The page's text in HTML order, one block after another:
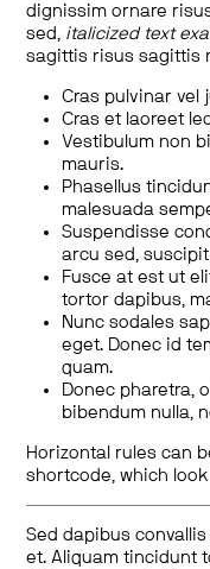
dignissim ornare
sed, italicized text
sagittis risus sagittis
Cras pulvinar vel
Cras et laoreet
Vestibulum non
mauris.
Phasellus
malesuada
Suspendisse
arcu sed,
Fusce at est ut
tortor dapibus,
Nunc sodales
eget. Donec id
quam.
Donec pharetra,
bibendum nulla,
Horizontal rules can
shortcode, which
Sed dapibus
et. Aliquam tincidunt